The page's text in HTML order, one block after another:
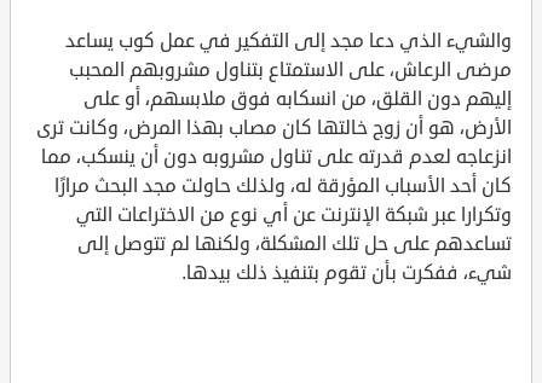
والشيء الذي دعا مجد إلى التفكير في عمل كوب يساعد
مرضى الرعاش، على الاستمتاع بتناول مشروبهم المحبب
إليهم دون القلق، من انسكابه فوق ملابسهم، أو على
الأرض، هو أن زوج خالتها كان مصاب بهذا المرض، وكانت ترى
انزعاجه لعدم قدرته على تناول مشروبه دون أن ينسكب، مما
كان أحد الأسباب المؤرقة له، ولذلك حاولت مجد البحث مرارًا
وتكرارا عبر شبكة الإنترنت عن أي نوع من الاختراعات التي
تساعدهم على حل تلك المشكلة، ولكنها لم تتوصل إلى
شيء، ففكرت بأن تقوم بتنفيذ ذلك بيدها.